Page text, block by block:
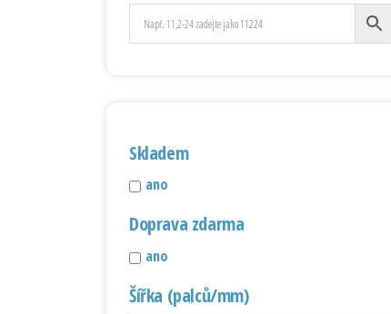
Skladem
ano
Doprava zdarma
ano
Šířka (palců/mm)